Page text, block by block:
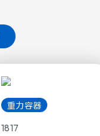
重力容器
1817